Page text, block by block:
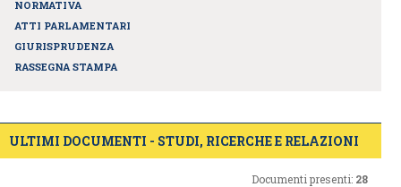
NORMATIVA
ATTI PARLAMENTARI
GIURISPRUDENZA
RASSEGNA STAMPA
ULTIMI DOCUMENTI - STUDI, RICERCHE E RELAZIONI
Documenti presenti: 28